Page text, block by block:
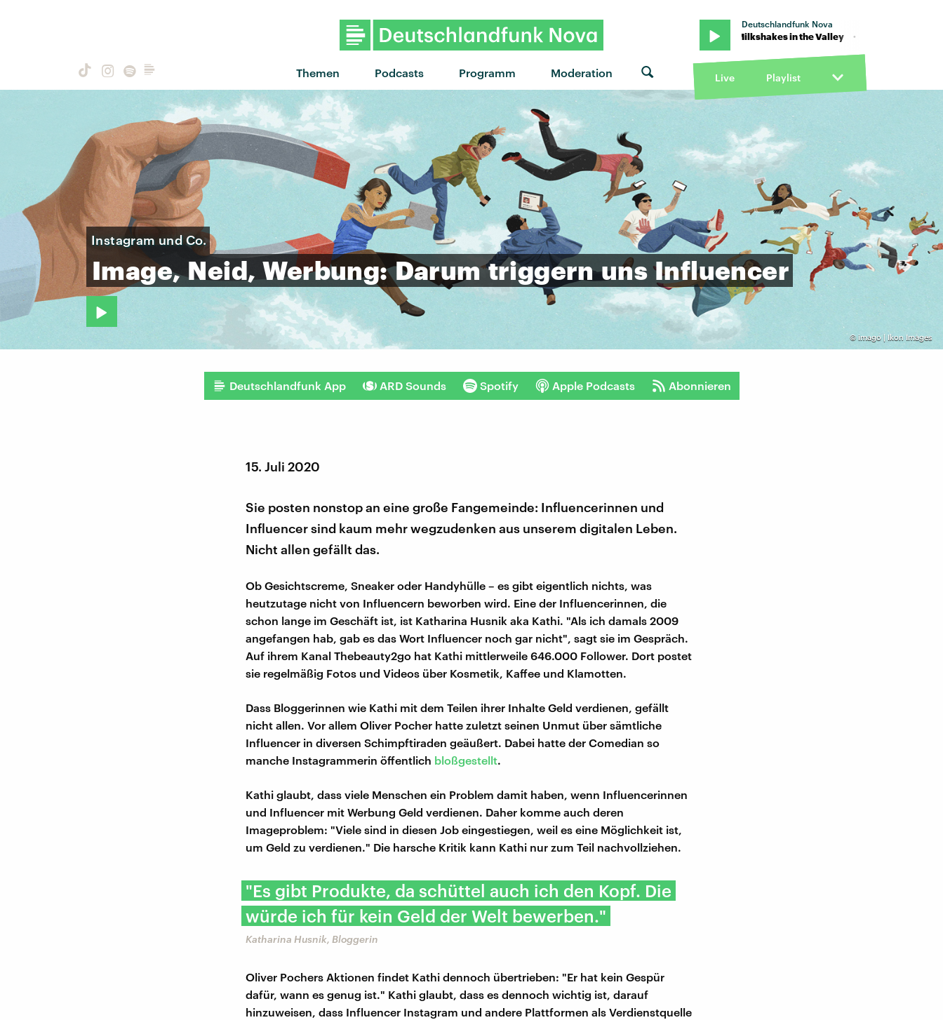
Themen Podcasts Programm Moderation
Deutschlandfunk Nova
"walk on wine" von Powfu ft. Cody Lawless & Milkshakes in the Valley · "walk on wine" von Powfu ft.
Live Playlist
© imago | Ikon Images
Instagram und Co.
Image, Neid, Werbung: Darum triggern uns Influencer
Deutschlandfunk App ARD Sounds Spotify Apple Podcasts Abonnieren
15. Juli 2020
Sie posten nonstop an eine große Fangemeinde: Influencerinnen und
Influencer sind kaum mehr wegzudenken aus unserem digitalen Leben.
Nicht allen gefällt das.
Ob Gesichtscreme, Sneaker oder Handyhülle – es gibt eigentlich nichts, was
heutzutage nicht von Influencern beworben wird. Eine der Influencerinnen, die
schon lange im Geschäft ist, ist Katharina Husnik aka Kathi. "Als ich damals 2009
angefangen hab, gab es das Wort Influencer noch gar nicht", sagt sie im Gespräch.
Auf ihrem Kanal Thebeauty2go hat Kathi mittlerweile 646.000 Follower. Dort postet
sie regelmäßig Fotos und Videos über Kosmetik, Kaffee und Klamotten.
Dass Bloggerinnen wie Kathi mit dem Teilen ihrer Inhalte Geld verdienen, gefällt
nicht allen. Vor allem Oliver Pocher hatte zuletzt seinen Unmut über sämtliche
Influencer in diversen Schimpftiraden geäußert. Dabei hatte der Comedian so
manche Instagrammerin öffentlich bloßgestellt.
Kathi glaubt, dass viele Menschen ein Problem damit haben, wenn Influencerinnen
und Influencer mit Werbung Geld verdienen. Daher komme auch deren
Imageproblem: "Viele sind in diesen Job eingestiegen, weil es eine Möglichkeit ist,
um Geld zu verdienen." Die harsche Kritik kann Kathi nur zum Teil nachvollziehen.
"Es gibt Produkte, da schüttel auch ich den Kopf. Die
würde ich für kein Geld der Welt bewerben."
Katharina Husnik, Bloggerin
Oliver Pochers Aktionen findet Kathi dennoch übertrieben: "Er hat kein Gespür
dafür, wann es genug ist." Kathi glaubt, dass es dennoch wichtig ist, darauf
hinzuweisen, dass Influencer Instagram und andere Plattformen als Verdienstquelle